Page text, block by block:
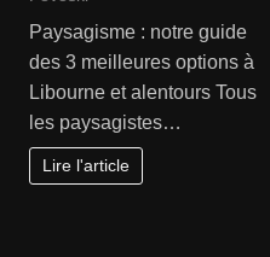
Paysagisme : notre guide
des 3 meilleures options à
Libourne et alentours Tous
les paysagistes…
Lire l'article